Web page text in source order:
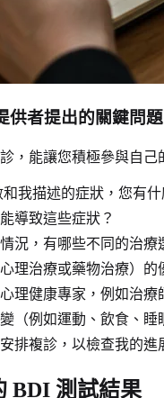
供者提出的關鍵問題
，能讓您積極參與自
我描述的症狀，您有什
導致這些症狀？
況，有哪些不同的治療
理治療或藥物治療）的
理健康專家，例如治療
（例如運動、飲食、睡
排複診，以檢查我的進
BDI 測試結果